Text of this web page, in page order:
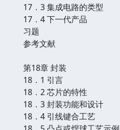
17．3 集成电路的类型
17．4 下一代产品
习题
参考文献
第18章 封装
18．1 引言
18．2 芯片的特性
18．3 封装功能和设计
18．4 引线键合工艺